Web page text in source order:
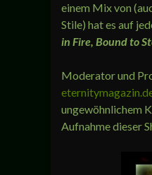
einem Mix von
Stile) hat es auf
in Fire, Bound to
Moderator und
ungewöhnlichem
Aufnahme dieser